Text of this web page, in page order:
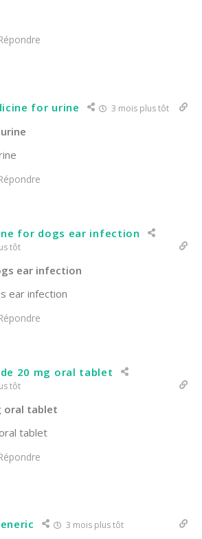
for urine 3 mois plus tôt
for dogs ear infection
tôt
ear infection
ear infection
20 mg oral tablet
tôt
oral tablet
tablet
3 mois plus tôt